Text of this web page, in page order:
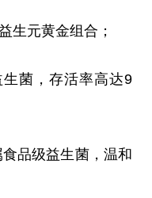
生元黄金组合；
生菌，存活率高达9
品级益生菌，温和